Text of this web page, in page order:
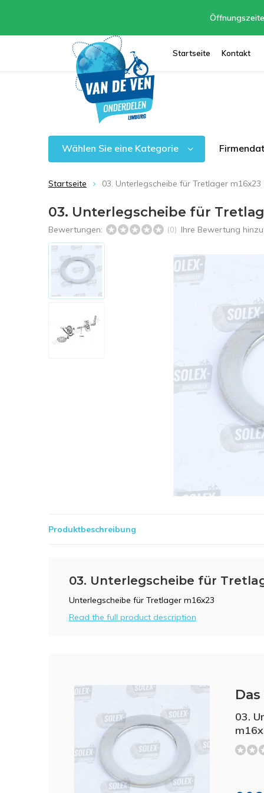
Startseite Kontakt
Wählen Sie eine Kategorie
Startseite 03. Unterlegscheibe für Tretlager m16x23
03. Unterlegscheibe für
Bewertungen: (0) Ihre Bewertung
Produktbeschreibung
03. Unterlegscheibe für
Unterlegscheibe für Tretlager m16x23
Read the full product description
03.